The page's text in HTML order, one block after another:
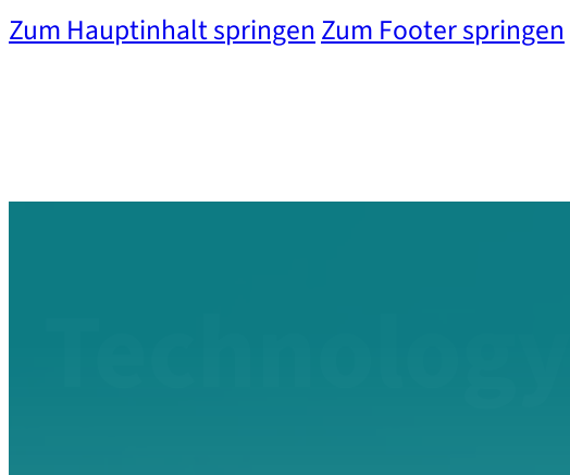
Zum Hauptinhalt springen Zum Footer springen